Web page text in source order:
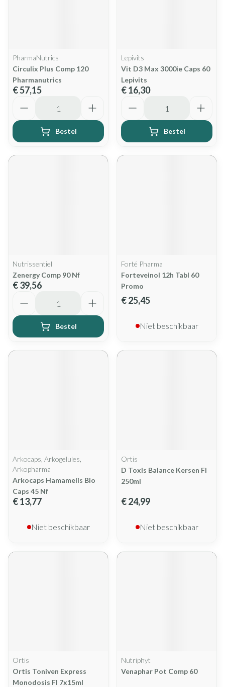
PharmaNutrics
Circulix Plus Comp 120
Pharmanutrics
€ 57,15
Bestel
Lepivits
Vit D3 Max 3000ie Caps 60
Lepivits
€ 16,30
Bestel
Nutrissentiel
Zenergy Comp 90 Nf
€ 39,56
Bestel
Forté Pharma
Forteveinol 12h Tabl 60
Promo
€ 25,45
Niet beschikbaar
Arkocaps, Arkogelules,
Arkopharma
Arkocaps Hamamelis Bio
Caps 45 Nf
€ 13,77
Niet beschikbaar
Ortis
D Toxis Balance Kersen Fl
250ml
€ 24,99
Niet beschikbaar
Ortis
Ortis Toniven Express
Monodosis Fl 7x15ml
Nutriphyt
Venaphar Pot Comp 60